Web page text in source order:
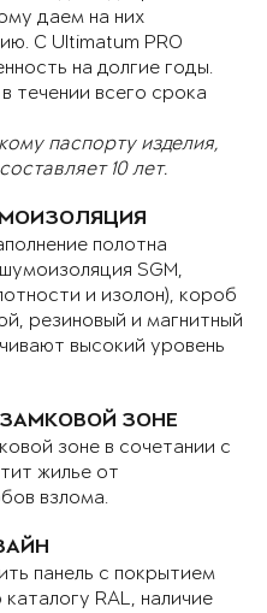
даем на них
С Ultimatum PRO
на долгие годы.
течении всего срока
паспорту изделия,
10 лет.
полотна
SGM,
и изолон), короб
резиновый и магнитный
высокий уровень
ЗОНЕ
зоне в сочетании с
жилье от
взлома.
панель с покрытием
RAL, наличие